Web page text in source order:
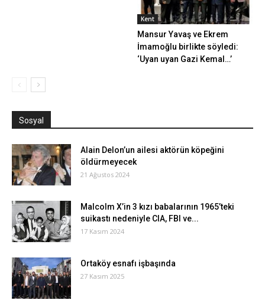
Kent
Mansur Yavaş ve Ekrem
İmamoğlu birlikte söyledi:
‘Uyan uyan Gazi Kemal…’
Sosyal
Alain Delon’un ailesi aktörün köpeğini
öldürmeyecek
21 Ağustos 2024
Malcolm X’in 3 kızı babalarının 1965’teki
suikastı nedeniyle CIA, FBI ve...
17 Kasım 2024
Ortaköy esnafı işbaşında
27 Kasım 2025